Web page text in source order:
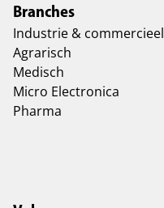
Branches
Industrie & commercieel
Agrarisch
Medisch
Micro Electronica
Pharma